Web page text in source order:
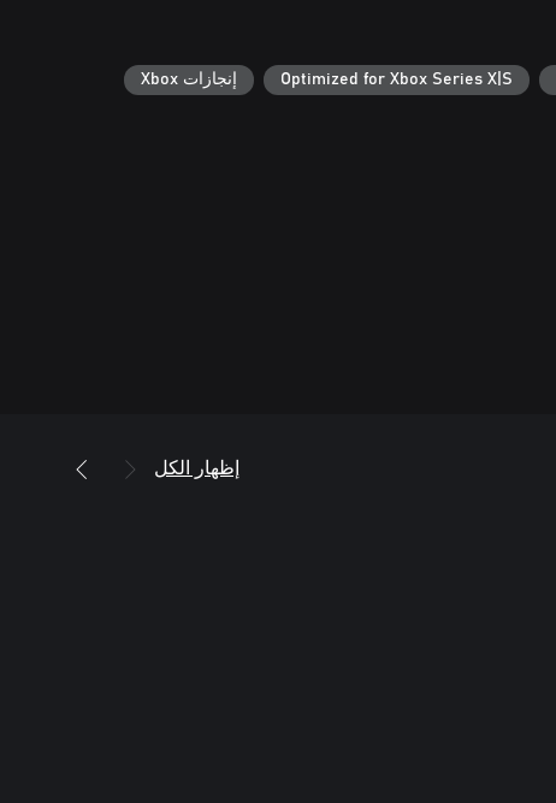
Optimized for Xbox Series X|S إنجازات Xbox
إظهار الكل